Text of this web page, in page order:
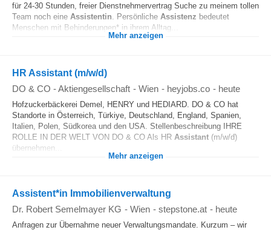
für 24-30 Stunden, freier Dienstnehmervertrag Suche zu meinem tollen
Team noch eine Assistentin. Persönliche Assistenz bedeutet
Menschen mit Behinderungen* in ihrem Alltag...
Mehr anzeigen
HR Assistant (m/w/d)
DO & CO - Aktiengesellschaft - Wien - heyjobs.co - heute
Hofzuckerbäckerei Demel, HENRY und HEDIARD. DO & CO hat
Standorte in Österreich, Türkiye, Deutschland, England, Spanien,
Italien, Polen, Südkorea und den USA. Stellenbeschreibung IHRE
ROLLE IN DER WELT VON DO & CO Als HR Assistant (m/w/d)
übernehmen...
Mehr anzeigen
Assistent*in Immobilienverwaltung
Dr. Robert Semelmayer KG - Wien - stepstone.at - heute
Anfragen zur Übernahme neuer Verwaltungsmandate. Kurzum – wir